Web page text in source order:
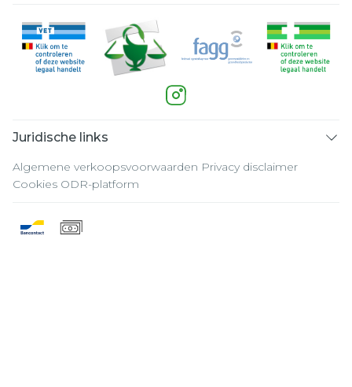
Juridische links
Algemene verkoopsvoorwaarden Privacy disclaimer
Cookies ODR-platform